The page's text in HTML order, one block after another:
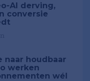
AI derving,
conversie
naar houdbaar
werken
wél